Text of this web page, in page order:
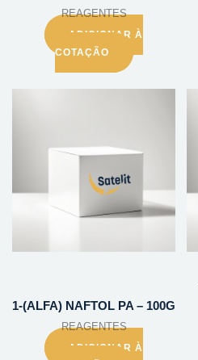
REAGENTES
ADICIONAR À
COTAÇÃO
1-(ALFA) NAFTOL PA – 100G
REAGENTES
ADICIONAR À